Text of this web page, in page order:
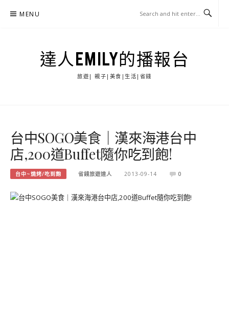
MENU
達人EMILY的播報台
旅遊| 親子|美食|生活|省錢
台中SOGO美食｜漢來海港台中
店,200道Buffet隨你吃到飽!
台中~燒烤/吃到飽 省錢旅遊達人 2013-09-14 0